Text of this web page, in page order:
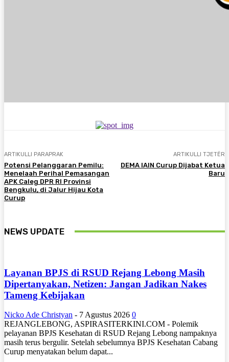
ARTIKULLI PARAPRAK
Potensi Pelanggaran Pemilu:
Menelaah Perihal Pemasangan
APK Caleg DPR RI Provinsi
Bengkulu, di Jalur Hijau Kota
Curup
ARTIKULLI TJETËR
DEMA IAIN Curup Dijabat Ketua
Baru
NEWS UPDATE
Layanan BPJS di RSUD Rejang Lebong Masih
Dipertanyakan, Netizen: Jangan Jadikan Nakes
Tameng Kebijakan
Nicko Ade Christyan - 7 Agustus 2026 0
REJANGLEBONG, ASPIRASITERKINI.COM - Polemik
pelayanan BPJS Kesehatan di RSUD Rejang Lebong nampaknya
masih terus bergulir. Setelah sebelumnya BPJS Kesehatan Cabang
Curup menyatakan belum dapat...